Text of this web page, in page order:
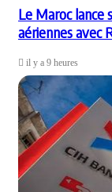
Le Maroc lance
aériennes avec
il y a 9 heures